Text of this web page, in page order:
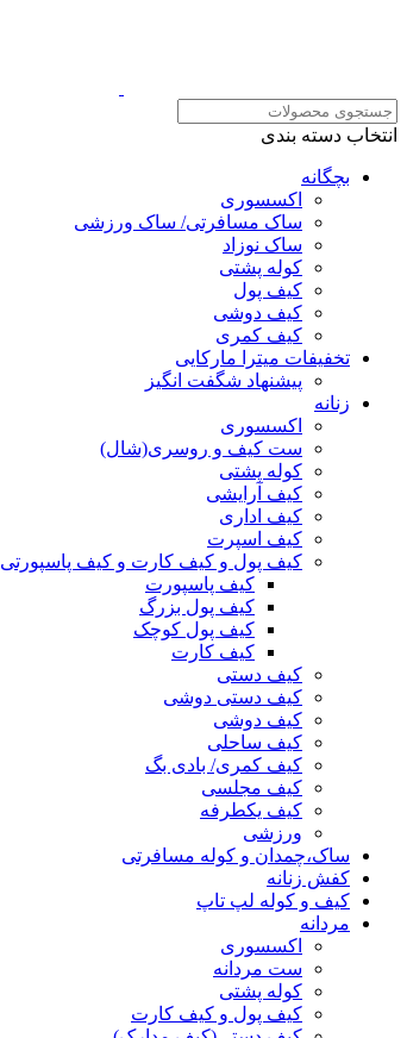
انتخاب دسته بندی
بچگانه
اکسسوری
ساک مسافرتی/ ساک ورزشی
ساک نوزاد
کوله پشتی
کیف پول
کیف دوشی
کیف کمری
تخفیفات میترا مارکایی
پیشنهاد شگفت انگیز
زنانه
اکسسوری
ست کیف و روسری(شال)
کوله پشتی
کیف آرایشی
کیف اداری
کیف اسپرت
کیف پول و کیف کارت و کیف پاسپورتی
کیف پاسپورت
کیف پول بزرگ
کیف پول کوچک
کیف کارت
کیف دستی
کیف دستی دوشی
کیف دوشی
کیف ساحلی
کیف کمری/ بادی بگ
کیف مجلسی
کیف یکطرفه
ورزشی
ساک،چمدان و کوله مسافرتی
کفش زنانه
کیف و کوله لپ تاپ
مردانه
اکسسوری
ست مردانه
کوله پشتی
کیف پول و کیف کارت